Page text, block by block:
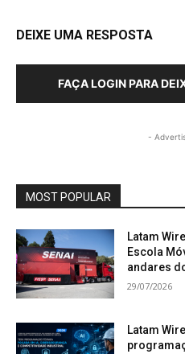
DEIXE UMA RESPOSTA
FAÇA LOGIN PARA
-
MOST POPULAR
Latam
Escola
andares
29/07/2026
Latam